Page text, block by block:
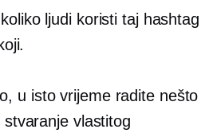
ljudi koristi taj hashtag
u isto vrijeme radite nešto
vlastitog